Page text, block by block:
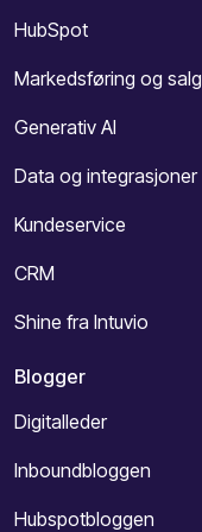
HubSpot
Markedsføring og salg
Generativ AI
Data og integrasjoner
Kundeservice
CRM
Shine fra Intuvio
Blogger
Digitalleder
Inboundbloggen
Hubspotbloggen